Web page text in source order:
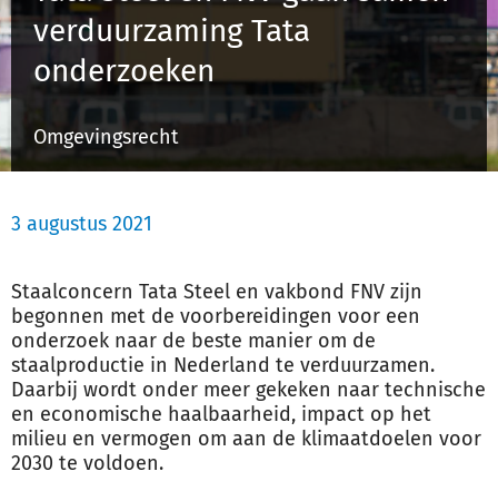
verduurzaming Tata
onderzoeken
Omgevingsrecht
3 augustus 2021
Staalconcern Tata Steel en vakbond FNV zijn
begonnen met de voorbereidingen voor een
onderzoek naar de beste manier om de
staalproductie in Nederland te verduurzamen.
Daarbij wordt onder meer gekeken naar technische
en economische haalbaarheid, impact op het
milieu en vermogen om aan de klimaatdoelen voor
2030 te voldoen.